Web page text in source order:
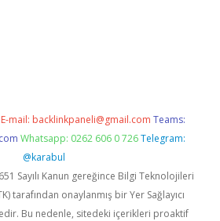
E-mail: backlinkpaneli@gmail.com Teams:
Whatsapp: 0262 606 0 726 Telegram:
@karabul
Sayılı Kanun gereğince Bilgi Teknolojileri
tarafından onaylanmış bir Yer Sağlayıcı
Bu nedenle, sitedeki içerikleri proaktif